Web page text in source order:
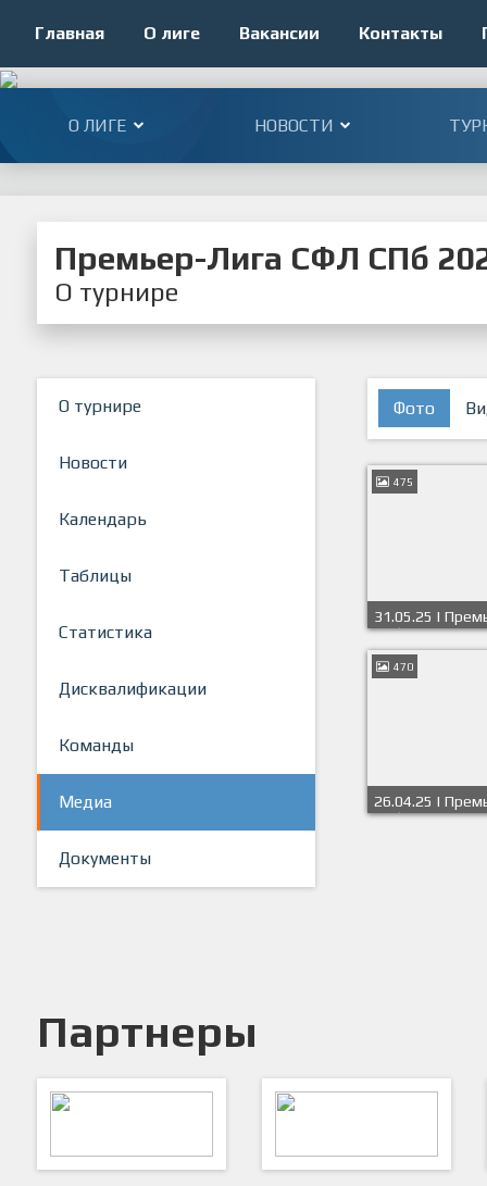
Главная О лиге Вакансии Контакты
О ЛИГЕ НОВОСТИ
Премьер-Лига СФЛ СПб
О турнире
О турнире
Новости
Календарь
Таблицы
Статистика
Дисквалификации
Команды
Медиа
Документы
Фото
475
31.05.25 |
СПб 2024/2025
470
26.04.25 |
СПб 2024/2025
Партнеры